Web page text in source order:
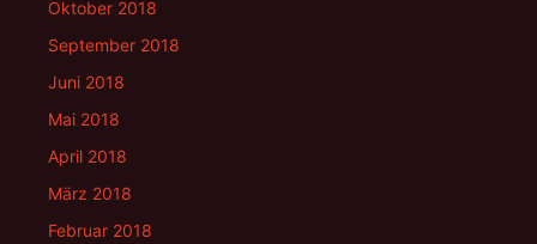
Oktober 2018
September 2018
Juni 2018
Mai 2018
April 2018
März 2018
Februar 2018